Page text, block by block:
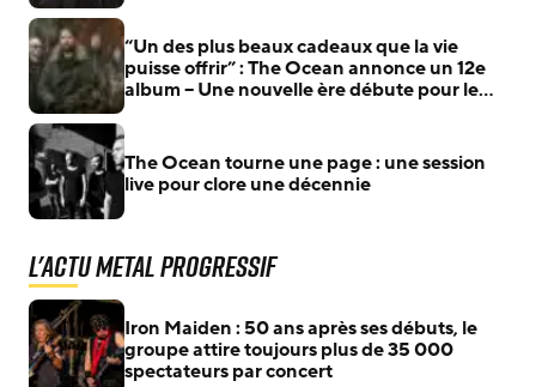
“Un des plus beaux cadeaux que la vie
puisse offrir” : The Ocean annonce un 12e
album – Une nouvelle ère débute pour le
The Ocean tourne une page : une session
live pour clore une décennie
L'actu Metal Progressif
Iron Maiden : 50 ans après ses débuts, le
groupe attire toujours plus de 35 000
spectateurs par concert